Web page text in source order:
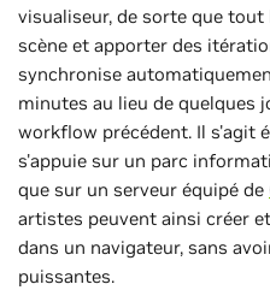
visualiseur, de sorte que
scène et apporter des
synchronise
minutes au lieu de quelques
workflow précédent. Il s'agit
s'appuie sur un parc
que sur un serveur équipé de
artistes peuvent ainsi créer
dans un navigateur, sans
puissantes.